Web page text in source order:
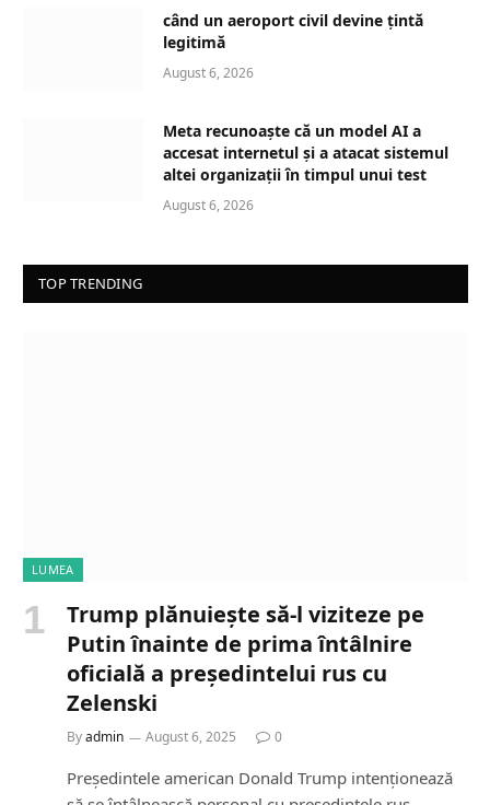
când un aeroport civil devine țintă
legitimă
August 6, 2026
Meta recunoaște că un model AI a
accesat internetul și a atacat sistemul
altei organizații în timpul unui test
August 6, 2026
TOP TRENDING
LUMEA
Trump plănuiește să-l viziteze pe
Putin înainte de prima întâlnire
oficială a președintelui rus cu
Zelenski
Byadmin August 6, 2025 0
Președintele american Donald Trump intenționează